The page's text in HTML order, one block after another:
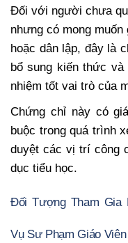
Đối với người chưa
nhưng có mong
hoặc dân lập, đây là
bổ sung kiến thức
nhiệm tốt vai trò của
Chứng chỉ này có
buộc trong quá trình
duyệt các vị trí công
dục tiểu học.
Đối Tượng Tham Gia
Vụ Sư Phạm Giáo